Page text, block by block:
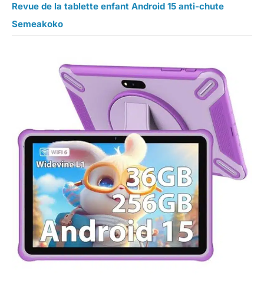
Revue de la tablette enfant Android 15 anti-chute
Semeakoko